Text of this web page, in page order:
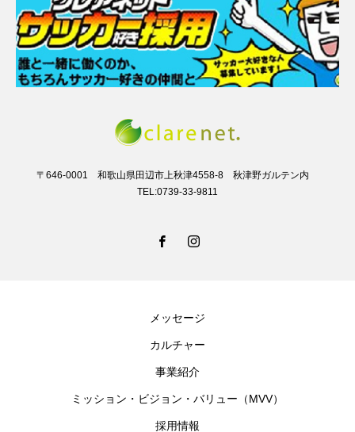
〒646-0001 和歌山県田辺市上秋津4558-8 秋津野ガルテン内
TEL:0739-33-9811
メッセージ
カルチャー
事業紹介
ミッション・ビジョン・バリュー（MVV）
採用情報